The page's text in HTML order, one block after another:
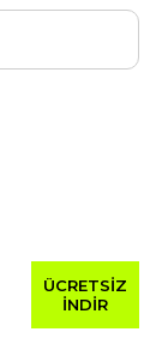
ÜCRETSİZ
İNDİR